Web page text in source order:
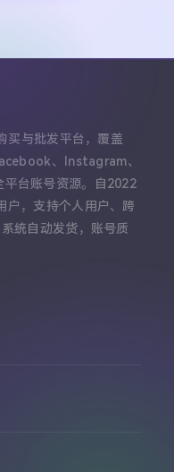
买与批发平台，覆盖
、Instagram、
台账号资源。自2022
户，支持个人用户、跨
统自动发货，账号质